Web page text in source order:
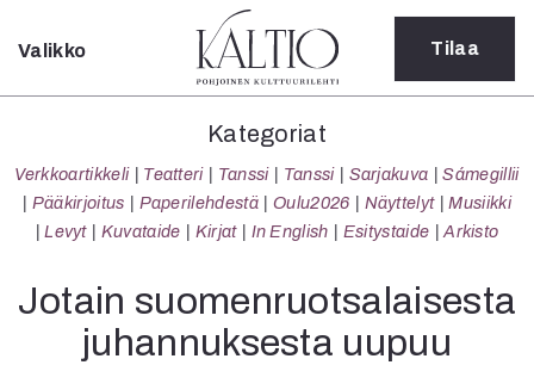
Sulje
Kategoriat
Verkkoartikkeli
Teatteri
Tanssi
Sámegillii
Pääkirjoitus
Valikko Tilaa
Kategoriat
Verkkoartikkeli Teatteri Tanssi Tanssi Sarjakuva
Sámegillii
Pääkirjoitus
Paperilehdestä Oulu2026 Näyttelyt
Musiikki
Levyt
Kuvataide Kirjat In English Esitystaide Arkisto
Jotain suomenruotsalaisesta
juhannuksesta uupuu